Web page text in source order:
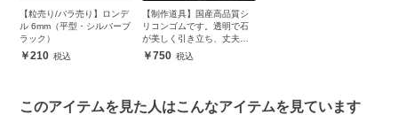
【粒売り/バラ売り】ロンデ
ル 6mm（平型・シルバーブ
ラック）
210
【制作道具】国産高品質シ
リコンゴムです。透明で石
が美しく引き立ち、丈夫で
安心750
このアイテムを見た人はこんなアイテムを見ています